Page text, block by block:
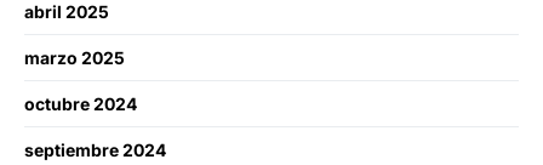
abril 2025
marzo 2025
octubre 2024
septiembre 2024